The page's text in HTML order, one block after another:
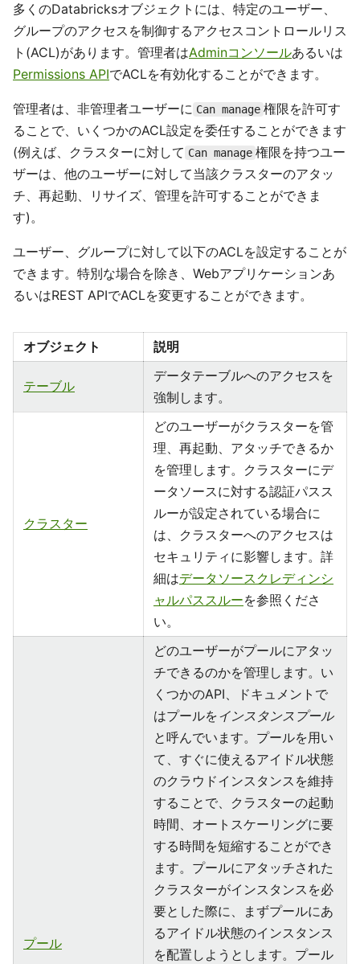
多くのDatabricksオブジェクトには、特定のユーザー、
グループのアクセスを制御するアクセスコントロールリス
ト(ACL)があります。管理者はAdminコンソールあるいは
Permissions APIでACLを有効化することができます。
管理者は、非管理者ユーザーに Can manage 権限を許可す
ることで、いくつかのACL設定を委任することができます
(例えば、クラスターに対して Can manage 権限を持つユー
ザーは、他のユーザーに対して当該クラスターのアタッ
チ、再起動、リサイズ、管理を許可することができま
す)。
ユーザー、グループに対して以下のACLを設定することが
できます。特別な場合を除き、Webアプリケーションあ
るいはREST APIでACLを変更することができます。
オブジェクト 説明
テーブル
データテーブルへのアクセスを
強制します。
クラスター
どのユーザーがクラスターを管
理、再起動、アタッチできるか
を管理します。クラスターにデ
ータソースに対する認証パスス
ルーが設定されている場合に
は、クラスターへのアクセスは
セキュリティに影響します。詳
細はデータソースクレディンシ
ャルパススルーを参照くださ
い。
プール
どのユーザーがプールにアタッ
チできるのかを管理します。い
くつかのAPI、ドキュメントで
はプールをインスタンスプール
と呼んでいます。プールを用い
て、すぐに使えるアイドル状態
のクラウドインスタンスを維持
することで、クラスターの起動
時間、オートスケーリングに要
する時間を短縮することができ
ます。プールにアタッチされた
クラスターがインスタンスを必
要とした際に、まずプールにあ
るアイドル状態のインスタンス
を配置しようとします。プール